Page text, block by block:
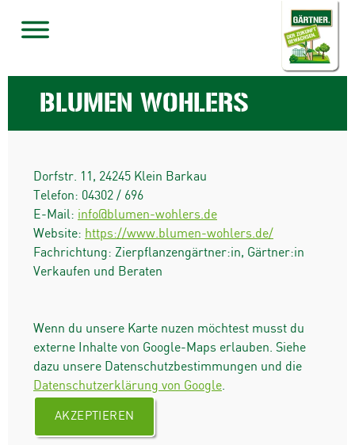
BLUMEN WOHLERS
Dorfstr. 11 , 24245 Klein Barkau
Telefon: 04302 / 696
E-Mail: info@blumen-wohlers.de
Website: https://www.blumen-wohlers.de/
Fachrichtung: Zierpflanzengärtner:in, Gärtner:in
Verkaufen und Beraten
Wenn du unsere Karte nuzen möchtest musst du
externe Inhalte von Google-Maps erlauben. Siehe
dazu unsere Datenschutzbestimmungen und die
Datenschutzerklärung von Google.
AKZEPTIEREN